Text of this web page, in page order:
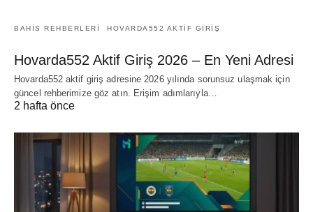
BAHIS REHBERLERI HOVARDA552 AKTIF GIRIŞ
Hovarda552 Aktif Giriş 2026 – En Yeni Adresi
Hovarda552 aktif giriş adresine 2026 yılında sorunsuz ulaşmak için
güncel rehberimize göz atın. Erişim adımlarıyla…
2 hafta önce